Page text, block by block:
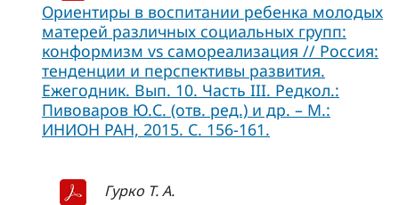
Ориентиры в воспитании ребенка молодых
матерей различных социальных групп:
конформизм vs самореализация // Россия:
тенденции и перспективы развития.
Ежегодник. Вып. 10. Часть III. Редкол.:
Пивоваров Ю.С. (отв. ред.) и др. – М.:
ИНИОН РАН, 2015. С. 156-161.
Гурко Т. А.